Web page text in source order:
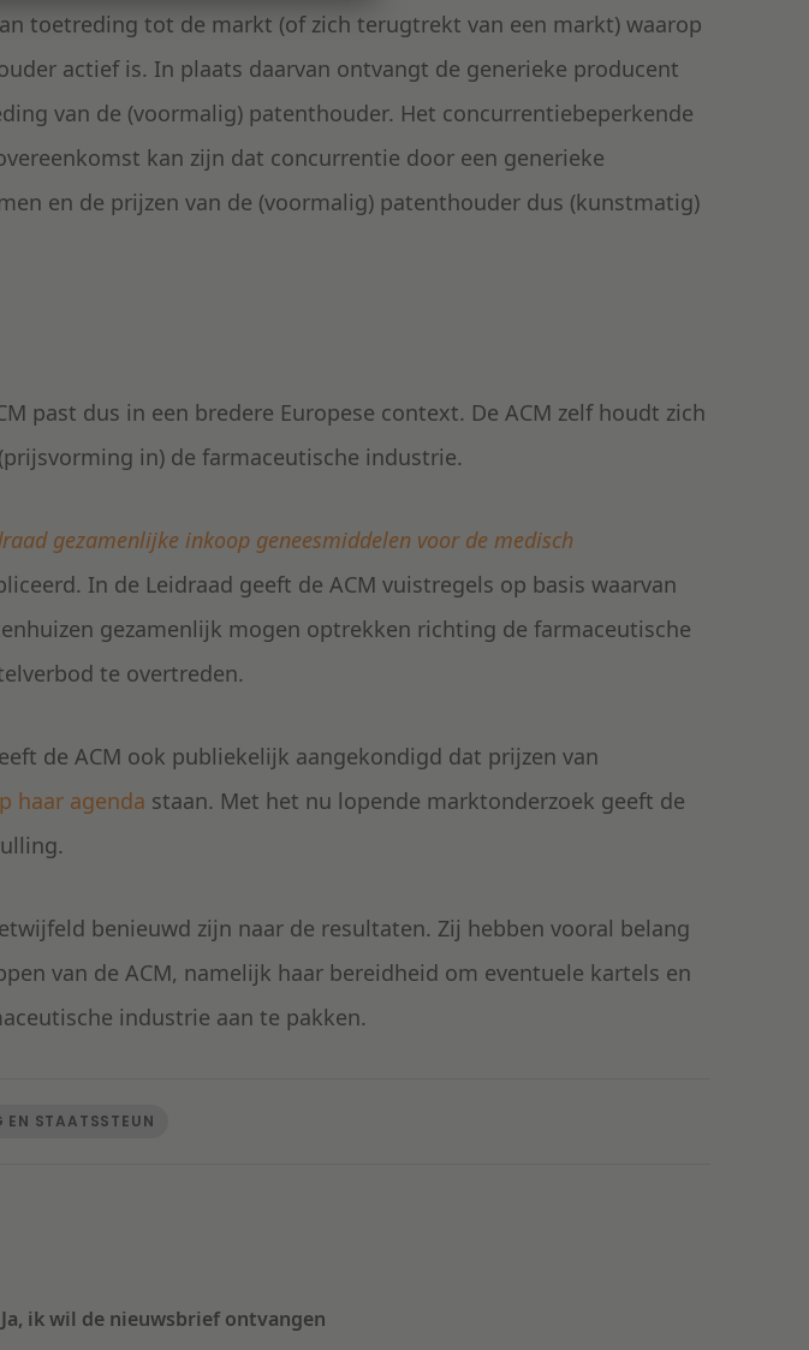
toetreding tot de markt (of zich terugtrekt van een markt) waarop
actief is. In plaats daarvan ontvangt de generieke producent
van de (voormalig) patenthouder. Het concurrentiebeperkende
kan zijn dat concurrentie door een generieke
en de prijzen van de (voormalig) patenthouder dus (kunstmatig)
past dus in een bredere Europese context. De ACM zelf houdt zich
in) de farmaceutische industrie.
gezamenlijke inkoop geneesmiddelen voor de medisch
In de Leidraad geeft de ACM vuistregels op basis waarvan
gezamenlijk mogen optrekken richting de farmaceutische
te overtreden.
de ACM ook publiekelijk aangekondigd dat prijzen van
haar agenda staan. Met het nu lopende marktonderzoek geeft de
benieuwd zijn naar de resultaten. Zij hebben vooral belang
van de ACM, namelijk haar bereidheid om eventuele kartels en
industrie aan te pakken.
EN STAATSSTEUN
Ja, ik wil de nieuwsbrief ontvangen